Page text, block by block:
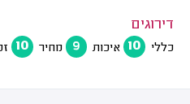
דירוגים
כללי 10 איכות 9 מחיר 10